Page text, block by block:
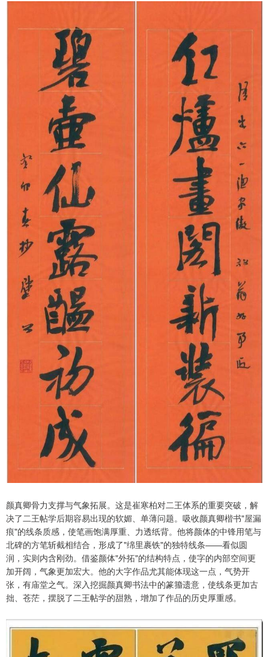
颜真卿骨力支撑与气象拓展。这是崔寒柏对二王体系的重要突破，解
决了二王帖学后期容易出现的软媚、单薄问题。吸收颜真卿楷书"屋漏
痕"的线条质感，使笔画饱满厚重、力透纸背。他将颜体的中锋用笔与
北碑的方笔斩截相结合，形成了"绵里裹铁"的独特线条——看似圆
润，实则内含刚劲。借鉴颜体"外拓"的结构特点，使字的内部空间更
加开阔，气象更加宏大。他的大字作品尤其能体现这一点，气势开
张，有庙堂之气。深入挖掘颜真卿书法中的篆籀遗意，使线条更加古
拙、苍茫，摆脱了二王帖学的甜熟，增加了作品的历史厚重感。